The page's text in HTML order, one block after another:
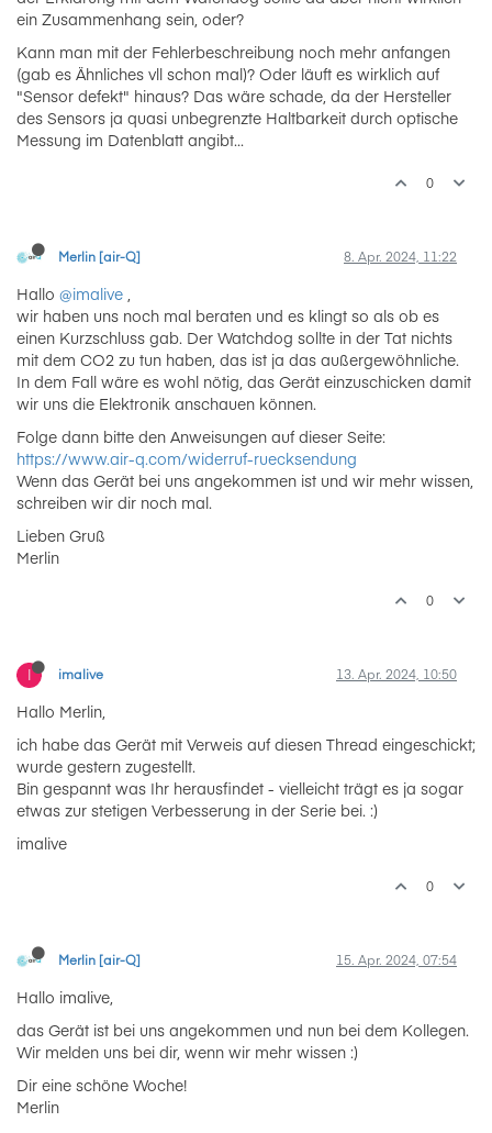
ein Zusammenhang sein, oder?
Kann man mit der Fehlerbeschreibung noch mehr anfangen
(gab es Ähnliches vll schon mal)? Oder läuft es wirklich auf
"Sensor defekt" hinaus? Das wäre schade, da der Hersteller
des Sensors ja quasi unbegrenzte Haltbarkeit durch optische
Messung im Datenblatt angibt...
0
Merlin [air-Q] 8. Apr. 2024, 11:22
Hallo @imalive ,
wir haben uns noch mal beraten und es klingt so als ob es
einen Kurzschluss gab. Der Watchdog sollte in der Tat nichts
mit dem CO2 zu tun haben, das ist ja das außergewöhnliche.
In dem Fall wäre es wohl nötig, das Gerät einzuschicken damit
wir uns die Elektronik anschauen können.
Folge dann bitte den Anweisungen auf dieser Seite:
https://www.air-q.com/widerruf-ruecksendung
Wenn das Gerät bei uns angekommen ist und wir mehr wissen,
schreiben wir dir noch mal.
Lieben Gruß
Merlin
0
I imalive 13. Apr. 2024, 10:50
Hallo Merlin,
ich habe das Gerät mit Verweis auf diesen Thread eingeschickt;
wurde gestern zugestellt.
Bin gespannt was Ihr herausfindet - vielleicht trägt es ja sogar
etwas zur stetigen Verbesserung in der Serie bei. :)
imalive
0
Merlin [air-Q] 15. Apr. 2024, 07:54
Hallo imalive,
das Gerät ist bei uns angekommen und nun bei dem Kollegen.
Wir melden uns bei dir, wenn wir mehr wissen :)
Dir eine schöne Woche!
Merlin